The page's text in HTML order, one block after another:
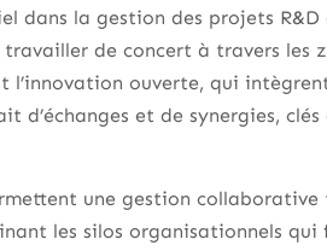
dans la gestion des projets R&D
de concert à travers les
ouverte, qui
d’échanges et de synergies,
une gestion
les silos organisationnels qui